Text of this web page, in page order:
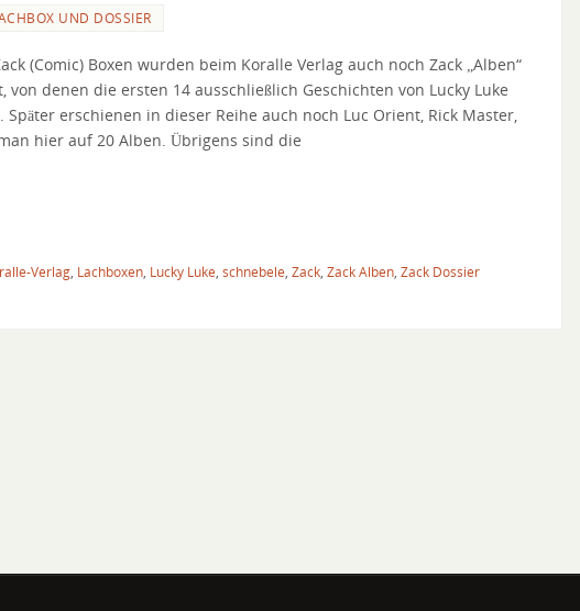
UND DOSSIER
(Comic) Boxen wurden beim Koralle Verlag auch noch Zack „Alben“
von denen die ersten 14 ausschließlich Geschichten von Lucky Luke
Später erschienen in dieser Reihe auch noch Luc Orient, Rick Master,
hier auf 20 Alben. Übrigens sind die
Verlag Lachboxen Lucky Luke schnebele Zack Zack Alben Zack Dossier